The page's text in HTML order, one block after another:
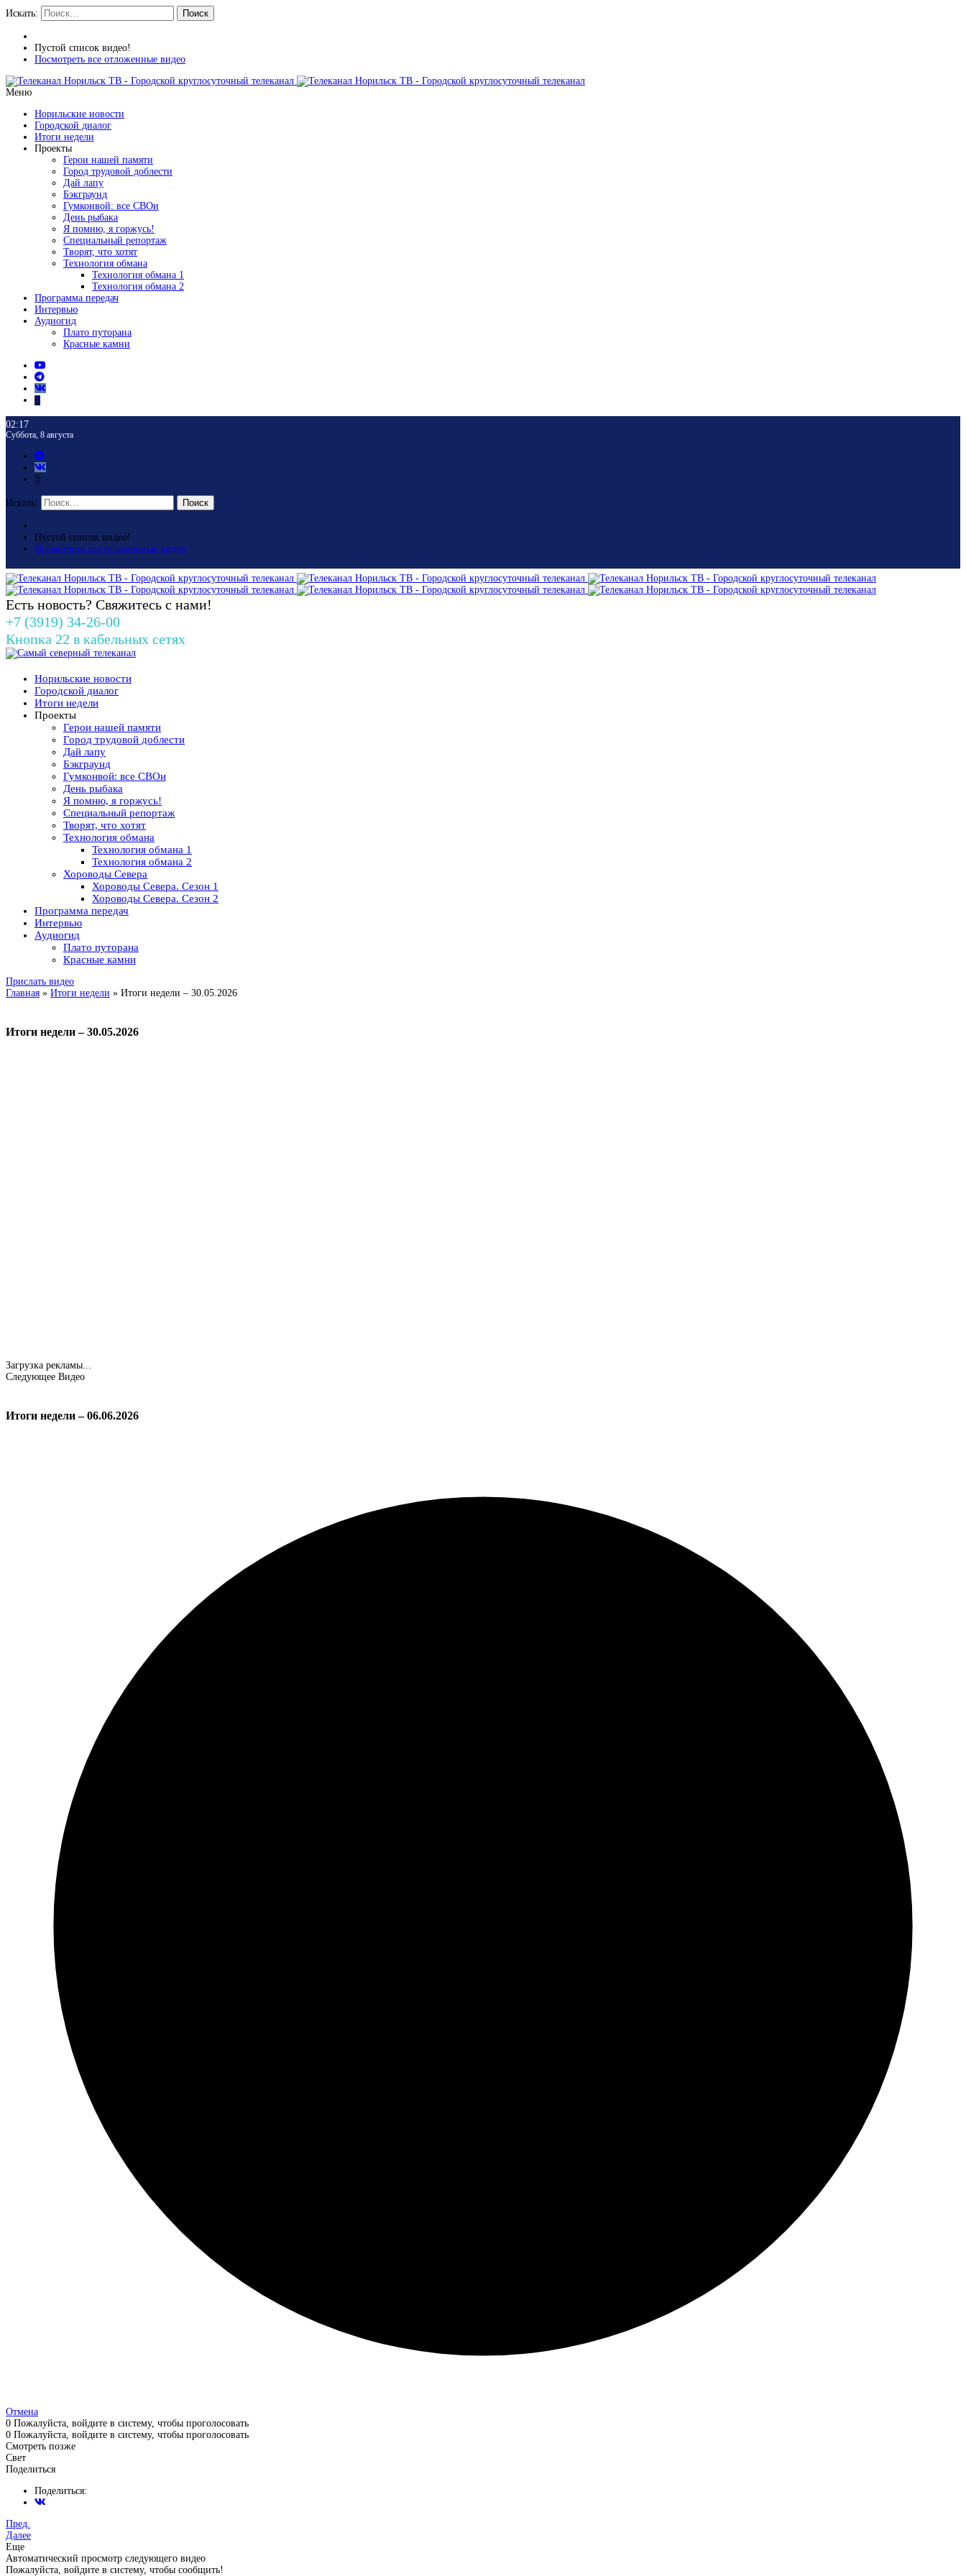
Искать: Поиск
Пустой список видео!
Посмотреть все отложенные видео
Меню
Норильские новости
Городской диалог
Итоги недели
Проекты
Герои нашей памяти
Город трудовой доблести
Дай лапу
Бэкграунд
Гумконвой: все СВОи
День рыбака
Я помню, я горжусь!
Специальный репортаж
Творят, что хотят
Технология обмана
Технология обмана 1
Технология обмана 2
Программа передач
Интервью
Аудиогид
Плато путорана
Красные камни
02:17
Суббота, 8 августа
Искать: Поиск
Пустой список видео!
Посмотреть все отложенные видео
Есть новость? Свяжитесь с нами!
+7 (3919) 34-26-00
Кнопка 22 в кабельных сетях
Норильские новости
Городской диалог
Итоги недели
Проекты
Герои нашей памяти
Город трудовой доблести
Дай лапу
Бэкграунд
Гумконвой: все СВОи
День рыбака
Я помню, я горжусь!
Специальный репортаж
Творят, что хотят
Технология обмана
Технология обмана 1
Технология обмана 2
Хороводы Севера
Хороводы Севера. Сезон 1
Хороводы Севера. Сезон 2
Программа передач
Интервью
Аудиогид
Плато путорана
Красные камни
Прислать видео
Главная » Итоги недели » Итоги недели – 30.05.2026
Итоги недели – 30.05.2026
Загрузка рекламы...
Следующее Видео
Итоги недели – 06.06.2026
Отмена
0 Пожалуйста, войдите в систему, чтобы проголосовать
0 Пожалуйста, войдите в систему, чтобы проголосовать
Смотреть позже
Свет
Поделиться
Поделиться:
Пред.
Далее
Еще
Автоматический просмотр следующего видео
Пожалуйста, войдите в систему, чтобы сообщить!